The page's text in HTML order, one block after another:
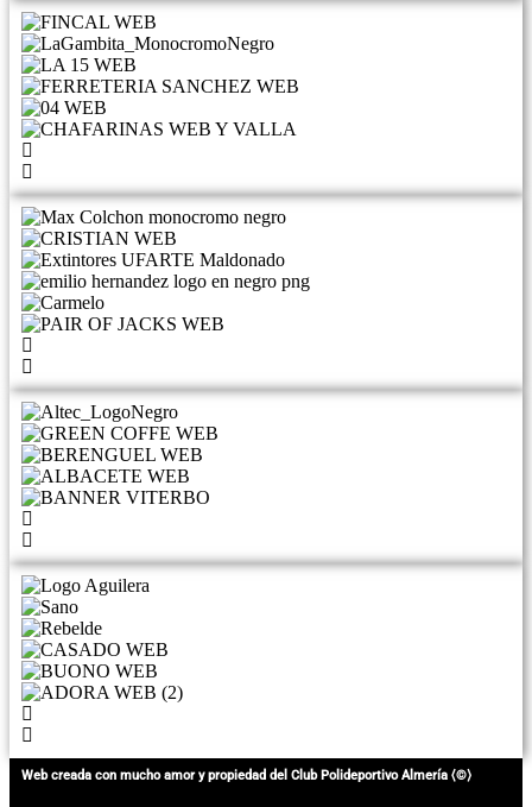
Web creada con mucho amor y propiedad del Club Polideportivo Almería ⟨©⟩